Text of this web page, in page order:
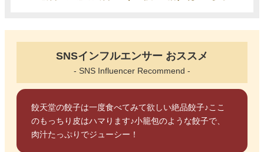
SNSインフルエンサー おススメ
- SNS Influencer Recommend -
餃天堂の餃子は一度食べてみて欲しい絶品餃子♪ここ
のもっちり皮はハマります♪小籠包のような餃子で、
肉汁たっぷりでジューシー！